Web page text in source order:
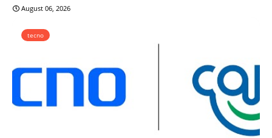
August 06, 2026
tecno